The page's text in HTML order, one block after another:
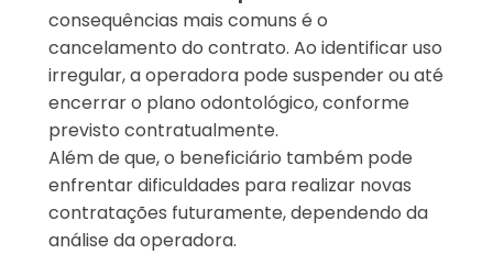
consequências mais comuns é o
cancelamento do contrato. Ao identificar uso
irregular, a operadora pode suspender ou até
encerrar o plano odontológico, conforme
previsto contratualmente.
Além de que, o beneficiário também pode
enfrentar dificuldades para realizar novas
contratações futuramente, dependendo da
análise da operadora.